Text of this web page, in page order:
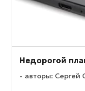
Недорогой
авторы: Сергей